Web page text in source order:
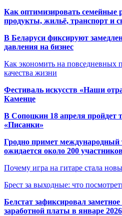
Как оптимизировать семейные
продукты, жильё, транспорт и
В Беларуси фиксируют
давления на бизнес
Как экономить на повседневных
качества жизни
Фестиваль искусств «Наши
Каменце
В Сопоцкин 18 апреля пройдет
«Писанки»
Гродно примет международный
ожидается около 200
Почему игра на гитаре стала
Брест за выходные: что
Белстат зафиксировал
заработной платы в январе 2026